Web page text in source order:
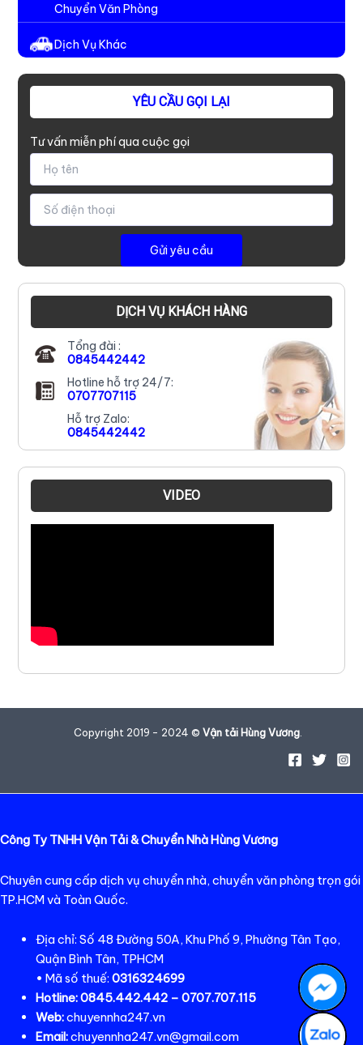
Chuyển Văn Phòng
Dịch Vụ Khác
YÊU CẦU GỌI LẠI
Tư vấn miễn phí qua cuộc gọi
DỊCH VỤ KHÁCH HÀNG
Tổng đài :
0845442442
Hotline hỗ trợ 24/7:
0707707115
Hỗ trợ Zalo:
0845442442
VIDEO
Copyright 2019 - 2024 © Vận tải Hùng Vương.
Công Ty TNHH Vận Tải & Chuyển Nhà Hùng Vương
Chuyên cung cấp dịch vụ chuyển nhà, chuyển văn phòng trọn gói
TP.HCM và Toàn Quốc.
Địa chỉ: Số 48 Đường 50A, Khu Phố 9, Phường Tân Tạo,
Quận Bình Tân, TPHCM
• Mã số thuế: 0316324699
Hotline:0845.442.442 – 0707.707.115
Web:chuyennha247.vn
Email:chuyennha247.vn@gmail.com